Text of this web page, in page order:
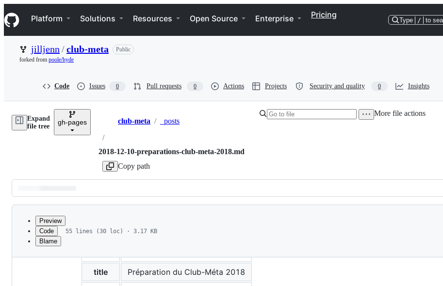
k
i
p
n
Navigation Menu
Platform Solutions Resources Open Source Enterprise Pricing
Type / to
jilljenn /club-meta
Public
forked from poole/hyde
Code Issues 0 Pull requests 0 Actions Projects Security and quality 0 Insights
Expand
file tree
gh-pages Breadcrumbs
club-meta /
_posts
/
2018-12-10-preparations-club-meta-2018.md
Copy path
More file actions
Latest
commit
metadata
Preview
Code
Blame
55 lines (30 loc) · 3.17 KB
title
Préparation du Club-Méta 2018